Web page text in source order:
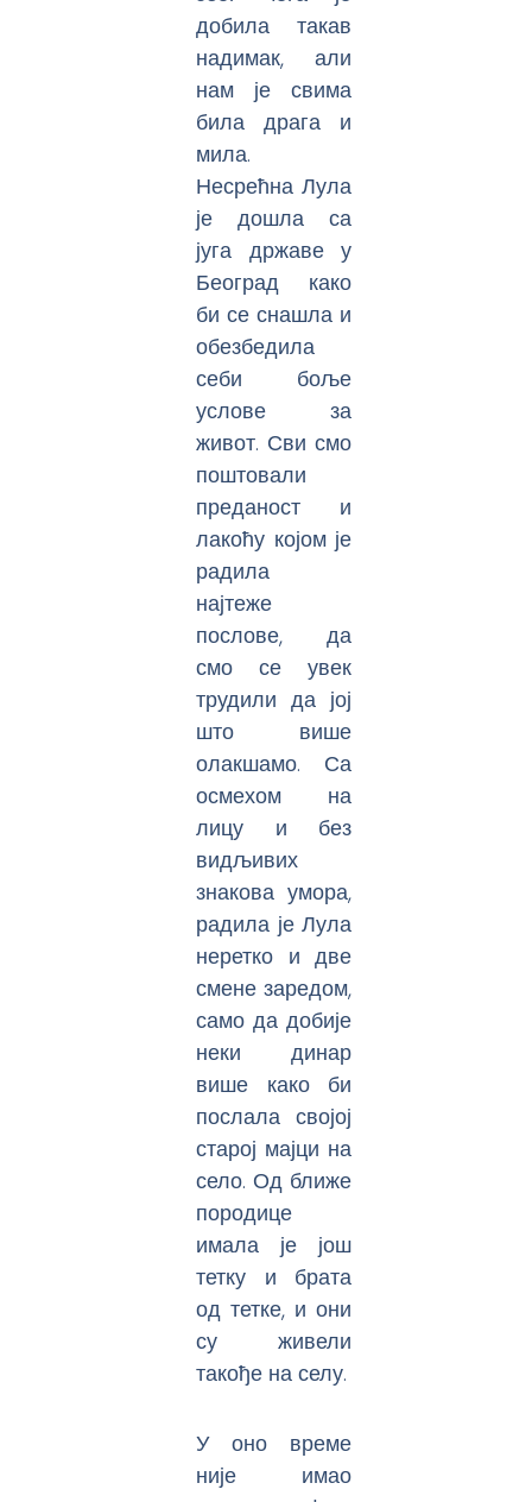
добила такав
надимак, али
нам је свима
била драга и
мила.
Несрећна Лула
је дошла са
југа државе у
Београд како
би се снашла и
обезбедила
себи боље
услове за
живот. Сви смо
поштовали
преданост и
лакоћу којом је
радила
најтеже
послове, да
смо се увек
трудили да јој
што више
олакшамо. Са
осмехом на
лицу и без
видљивих
знакова умора,
радила је Лула
неретко и две
смене заредом,
само да добије
неки динар
више како би
послала својој
старој мајци на
село. Од ближе
породице
имала је још
тетку и брата
од тетке, и они
су живели
такође на селу.
У оно време
није имао